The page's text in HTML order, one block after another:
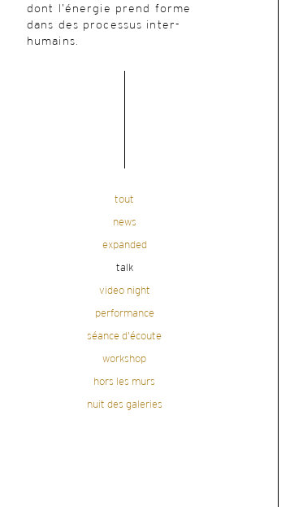
dont l’énergie prend forme
dans des processus inter-
humains.
tout
news
expanded
talk
video night
performance
séance d'écoute
workshop
hors les murs
nuit des galeries